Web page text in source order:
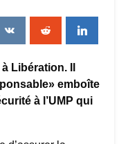
Libération. Il
emboîte
à l’UMP qui